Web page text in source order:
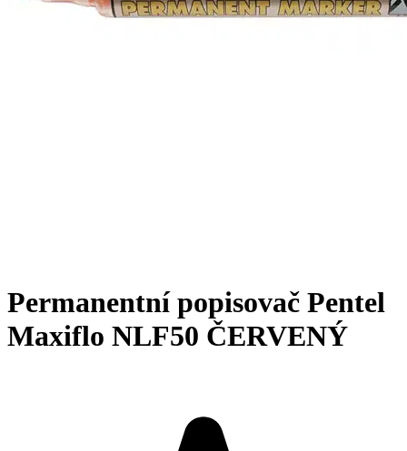
Permanentní popisovač Pentel
Maxiflo NLF50 ČERVENÝ